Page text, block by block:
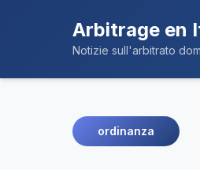
Arbitrage en
Notizie sull'arbitrato
ordinanza